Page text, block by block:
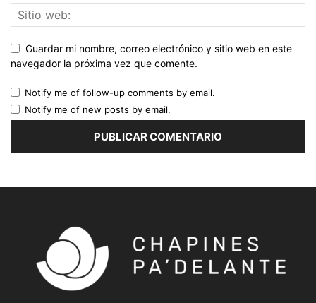
Guardar mi nombre, correo electrónico y sitio web en este
navegador la próxima vez que comente.
Notify me of follow-up comments by email.
Notify me of new posts by email.